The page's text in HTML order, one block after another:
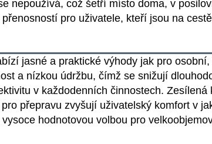
nepoužívá, což šetří místo doma, v
pro uživatele, kteří jsou na
jasné a praktické výhody jak pro
a nízkou údržbu, čímž se snižují
v každodenních činnostech.
přepravu zvyšují uživatelský komfort v
hodnotovou volbou pro